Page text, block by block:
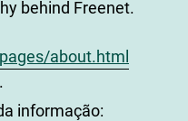
behind Freenet.
about.html
informação: